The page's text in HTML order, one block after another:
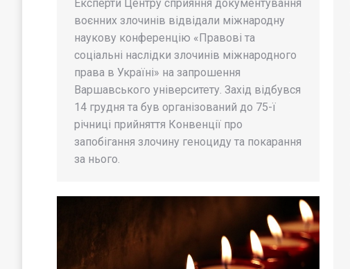
Експерти Центру сприяння документування
воєнних злочинів відвідали міжнародну
наукову конференцію «Правові та
соціальні наслідки злочинів міжнародного
права в Україні» на запрошення
Варшавського університету. Захід відбувся
14 грудня та був організований до 75-ї
річниці прийняття Конвенції про
запобігання злочину геноциду та покарання
за нього.